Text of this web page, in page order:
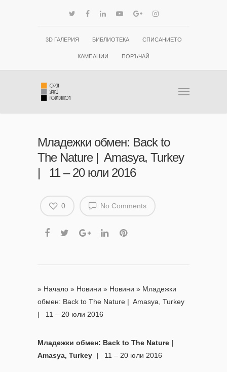
3D ГАЛЕРИЯ БИБЛИОТЕКА СПИСАНИЕТО
КАМПАНИИ ПОРЪЧАЙ
Младежки обмен: Back to
The Nature | Amasya, Turkey
| 11 – 20 юли 2016
No Comments
0
» Начало » Новини » Новини » Младежки
обмен: Back to The Nature | Amasya, Turkey
| 11 – 20 юли 2016
Младежки обмен: Back to The Nature |
Amasya, Turkey | 11 – 20 юли 2016